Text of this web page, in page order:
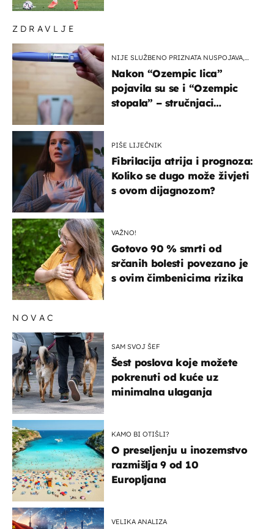
ZDRAVLJE
NIJE SLUŽBENO PRIZNATA NUSPOJAVA,
Nakon “Ozempic lica”
pojavila su se i “Ozempic
stopala” – stručnjaci
PIŠE LIJEČNIK
Fibrilacija atrija i prognoza:
Koliko se dugo može živjeti
s ovom dijagnozom?
VAŽNO!
Gotovo 90 % smrti od
srčanih bolesti povezano je
s ovim čimbenicima rizika
NOVAC
SAM SVOJ ŠEF
Šest poslova koje možete
pokrenuti od kuće uz
minimalna ulaganja
KAMO BI OTIŠLI?
O preseljenju u inozemstvo
razmišlja 9 od 10
Europljana
VELIKA ANALIZA